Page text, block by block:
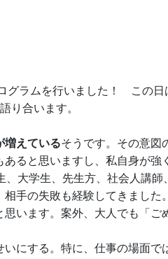
グラムを行いました！ この日
り合います。
増えているそうです。その意図
ると思いますし、私自身が強
大学生、先生方、社会人講師
手の失敗も経験してきました。
います。案外、大人でも「ご
にする。特に、仕事の場面で